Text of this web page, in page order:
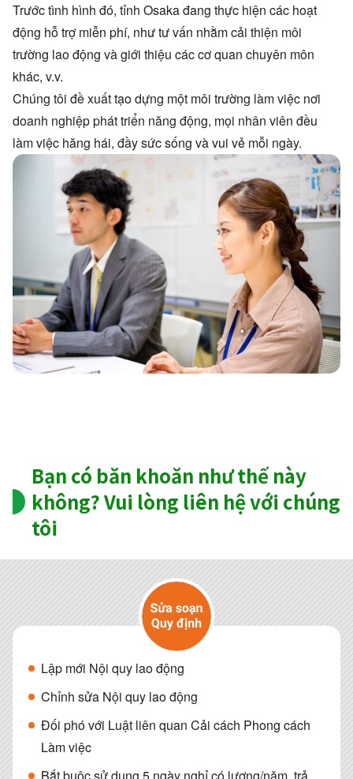
Trước tình hình đó, tỉnh Osaka đang thực hiện các hoạt
động hỗ trợ miễn phí, như tư vấn nhằm cải thiện môi
trường lao động và giới thiệu các cơ quan chuyên môn
khác, v.v.
Chúng tôi đề xuất tạo dựng một môi trường làm việc nơi
doanh nghiệp phát triển năng động, mọi nhân viên đều
làm việc hăng hái, đầy sức sống và vui vẻ mỗi ngày.
Bạn có băn khoăn như thế này
không? Vui lòng liên hệ với chúng
tôi
Lập mới Nội quy lao động
Chỉnh sửa Nội quy lao động
Đối phó với Luật liên quan Cải cách Phong cách
Làm việc